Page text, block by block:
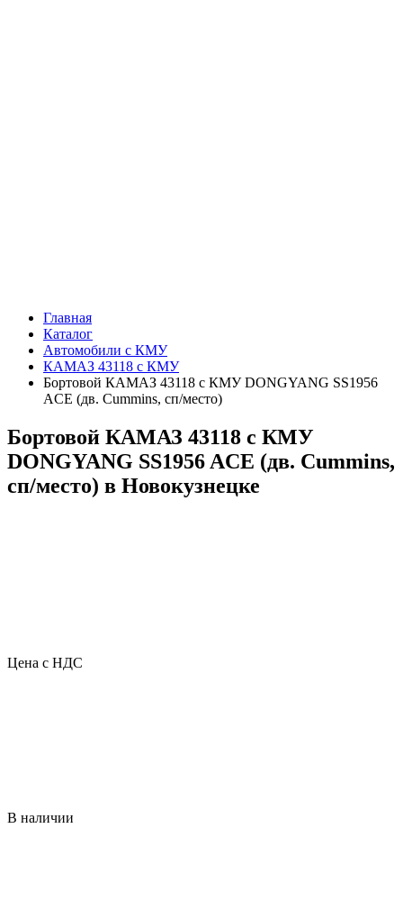
Главная
Каталог
Автомобили с КМУ
КАМАЗ 43118 с КМУ
Бортовой КАМАЗ 43118 с КМУ DONGYANG SS1956
ACE (дв. Cummins, сп/место)
Бортовой КАМАЗ 43118 с КМУ
DONGYANG SS1956 ACE (дв. Cummins,
сп/место) в Новокузнецке
Цена с НДС
В наличии